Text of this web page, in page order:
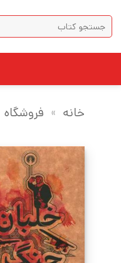
content
جستجو
برای:
خانه » فروشگاه